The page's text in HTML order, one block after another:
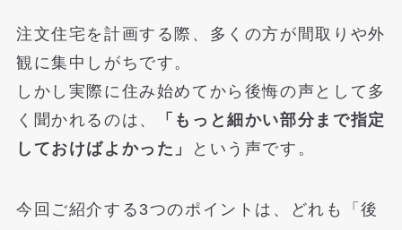
注文住宅を計画する際、多くの方が間取りや外
観に集中しがちです。
しかし実際に住み始めてから後悔の声として多
く聞かれるのは、
「もっと細かい部分まで指定
しておけばよかった」
という声です。
今回ご紹介する3つのポイントは、どれも「後